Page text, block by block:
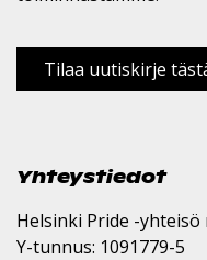
Tilaa uutiskirje
Yhteystiedot
Helsinki Pride -yhteisö
Y-tunnus: 1091779-5